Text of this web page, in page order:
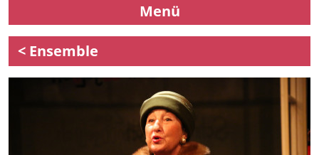
Menü
< Ensemble